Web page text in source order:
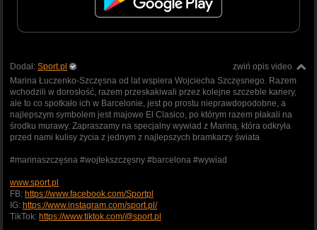
zwiń opis video
Dodał: Sport.pl
Marina Łuczenko-Szczęsna od lat wspiera Wojciecha Szczęsnego. Razem
wchodzili w dorosłość, razem przeskakiwali przez kolejne szczeble kariery,
ale to co spotkało ich w Barcelonie, jest po prostu nieprawdopodobne, a
najlepszym symbolem jest majowe El Clasico, po którym razem płakali na
środku murawy. Zapraszamy na specjalny wywiad z Mariną, która odkryła
przed nami kulisy życia z jednym z najlepszych bramkarzy świata
#marinaszczęsna #wojtekszczęsny #barcelona #wywiad
www.sport.pl
FB: https://www.facebook.com/Sportpl
IG: https://www.instagram.com/sport.pl/
TikTok: https://www.tiktok.com/@sport.pl